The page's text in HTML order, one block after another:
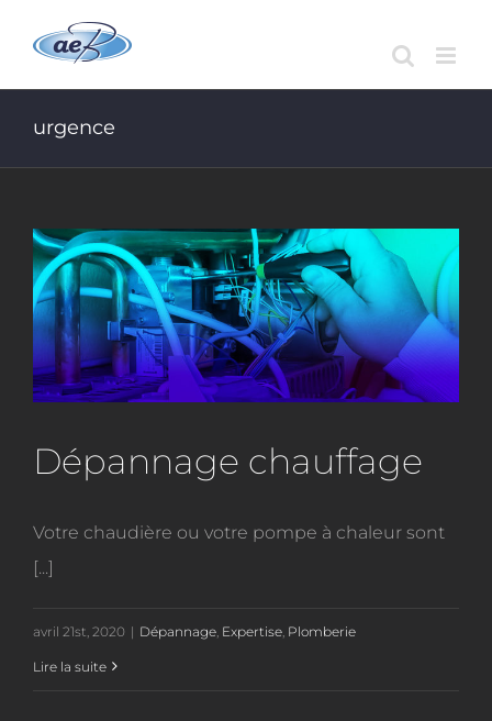
contenu
urgence
Dépannage chauffage
Votre chaudière ou votre pompe à chaleur sont
[...]
avril 21st, 2020 | Dépannage Expertise Plomberie
Lire la suite